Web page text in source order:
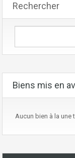
Rechercher
Biens mis en
Aucun bien à la une